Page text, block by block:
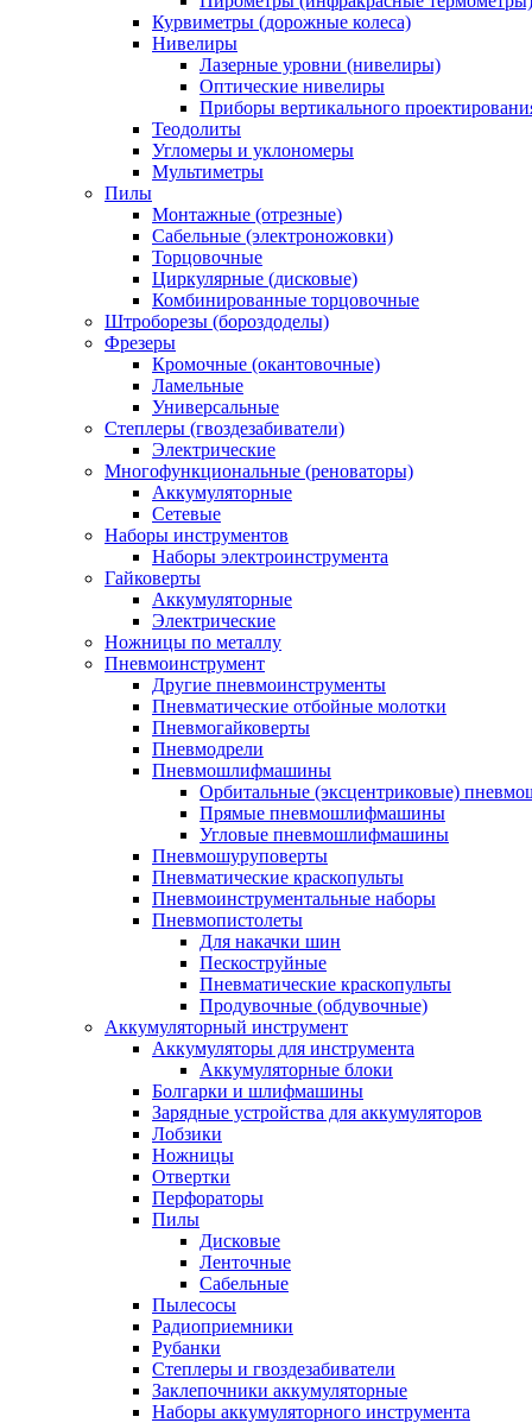
Курвиметры (дорожные колеса)
Нивелиры
Лазерные уровни (нивелиры)
Оптические нивелиры
Приборы вертикального
Теодолиты
Угломеры и уклономеры
Мультиметры
Пилы
Монтажные (отрезные)
Сабельные (электроножовки)
Торцовочные
Циркулярные (дисковые)
Комбинированные торцовочные
Штроборезы (бороздоделы)
Фрезеры
Кромочные (окантовочные)
Ламельные
Универсальные
Степлеры (гвоздезабиватели)
Электрические
Многофункциональные (реноваторы)
Аккумуляторные
Сетевые
Наборы инструментов
Наборы электроинструмента
Гайковерты
Аккумуляторные
Электрические
Ножницы по металлу
Пневмоинструмент
Другие пневмоинструменты
Пневматические отбойные молотки
Пневмогайковерты
Пневмодрели
Пневмошлифмашины
Орбитальные (эксцентриковые)
Прямые пневмошлифмашины
Угловые пневмошлифмашины
Пневмошуруповерты
Пневматические краскопульты
Пневмоинструментальные наборы
Пневмопистолеты
Для накачки шин
Пескоструйные
Пневматические краскопульты
Продувочные (обдувочные)
Аккумуляторный инструмент
Аккумуляторы для инструмента
Аккумуляторные блоки
Болгарки и шлифмашины
Зарядные устройства для аккумуляторов
Лобзики
Ножницы
Отвертки
Перфораторы
Пилы
Дисковые
Ленточные
Сабельные
Пылесосы
Радиоприемники
Рубанки
Степлеры и гвоздезабиватели
Заклепочники аккумуляторные
Наборы аккумуляторного инструмента